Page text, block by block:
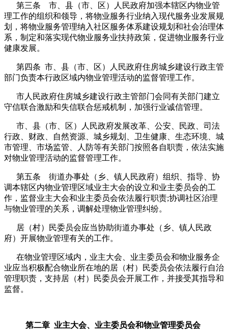
第三条 市、县（市、区）人民政府加强本辖区内物业管
理工作的组织和领导，将物业服务行业纳入现代服务业发展规
划，将物业服务管理纳入社区服务体系建设规划和社会治理体
系，制定和落实现代物业服务业扶持政策，促进物业服务行业
健康发展。
第四条 市、县（市、区）人民政府住房城乡建设行政主管
部门负责本行政区域内物业管理活动的监督管理工作。
市人民政府住房城乡建设行政主管部门会同有关部门建立
守信联合激励和失信联合惩戒机制，加强行业诚信管理。
市、县（市、区）人民政府发展改革、公安、民政、司法
行政、财政、自然资源、城乡规划、卫生健康、生态环境、城
市管理、市场监管、人防等有关部门按照各自职责，依法实施
对物业管理活动的监督管理工作。
第五条 街道办事处（乡、镇人民政府）组织、指导、协
调本辖区内物业管理区域业主大会的设立和业主委员会的工
作，监督业主大会和业主委员会依法履行职责;协调社区治理
与物业管理的关系，调解处理物业管理纠纷。
居（村）民委员会应当协助街道办事处（乡、镇人民政
府）开展物业管理有关的工作。
在物业管理区域内，业主大会、业主委员会和物业服务企
业应当积极配合物业所在地的居（村）民委员会依法履行自治
管理职责，支持居（村）民委员会开展工作，并接受其指导和
监督。
第二章 业主大会、业主委员会和物业管理委员会